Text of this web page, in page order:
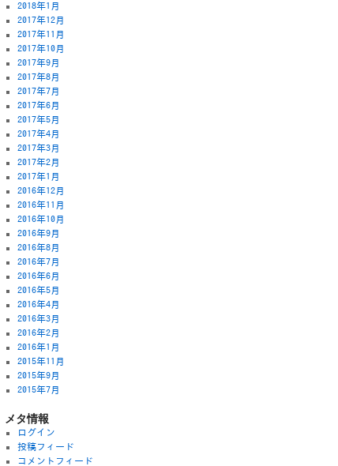
2018年1月
2017年12月
2017年11月
2017年10月
2017年9月
2017年8月
2017年7月
2017年6月
2017年5月
2017年4月
2017年3月
2017年2月
2017年1月
2016年12月
2016年11月
2016年10月
2016年9月
2016年8月
2016年7月
2016年6月
2016年5月
2016年4月
2016年3月
2016年2月
2016年1月
2015年11月
2015年9月
2015年7月
メタ情報
ログイン
投稿フィード
コメントフィード